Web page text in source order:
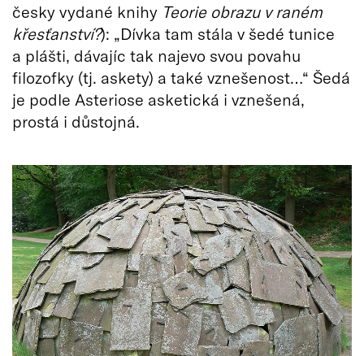
česky vydané knihy Teorie obrazu v raném
křesťanství?): „Dívka tam stála v šedé tunice
a plášti, dávajíc tak najevo svou povahu
filozofky (tj. askety) a také vznešenost…“ Šedá
je podle Asteriose asketická i vznešená,
prostá i důstojná.